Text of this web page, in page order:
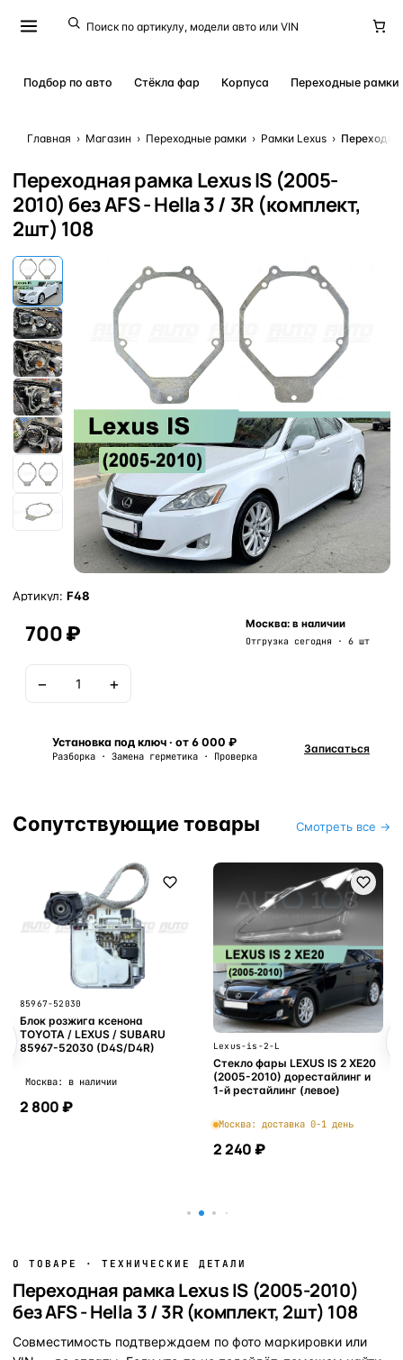
Подбор по авто Стёкла фар Корпуса Переходные рамки
Главная › Магазин › Переходные рамки › Рамки Lexus ›
Переходная рамка Lexus IS (2005-
2010) без AFS - Hella 3 / 3R (комплект,
2шт) 108
Артикул: F48
700 ₽ Москва: в наличии
Отгрузка сегодня · 6 шт
− +
Установка под ключ · от 6 000 ₽
Разборка · Замена герметика · Проверка
Записаться
Сопутствующие товары Смотреть все →
85967-52030
Блок розжига ксенона
TOYOTA / LEXUS / SUBARU
85967-52030 (D4S/D4R)
Москва: в наличии
2 800 ₽
Lexus-is-2-L
Стекло фары LEXUS IS 2 XE20
(2005-2010) дорестайлинг и
1-й рестайлинг (левое)
Москва: доставка 0-1 день
2 240 ₽
О ТОВАРЕ · ТЕХНИЧЕСКИЕ ДЕТАЛИ
Переходная рамка Lexus IS (2005-2010)
без AFS - Hella 3 / 3R (комплект, 2шт) 108
Совместимость подтверждаем по фото маркировки или